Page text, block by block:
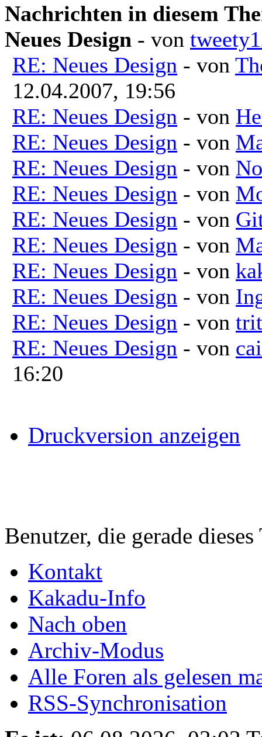
Nachrichten in diesem
Neues Design - von
RE: Neues Design - von
12.04.2007, 19:56
RE: Neues Design - von
RE: Neues Design - von
RE: Neues Design - von
RE: Neues Design - von
RE: Neues Design - von
RE: Neues Design - von
RE: Neues Design - von
RE: Neues Design - von
RE: Neues Design - von
RE: Neues Design - von
16:20
Druckversion anzeigen
Benutzer, die gerade
Kontakt
Kakadu-Info
Nach oben
Archiv-Modus
Alle Foren als gelesen
RSS-Synchronisation